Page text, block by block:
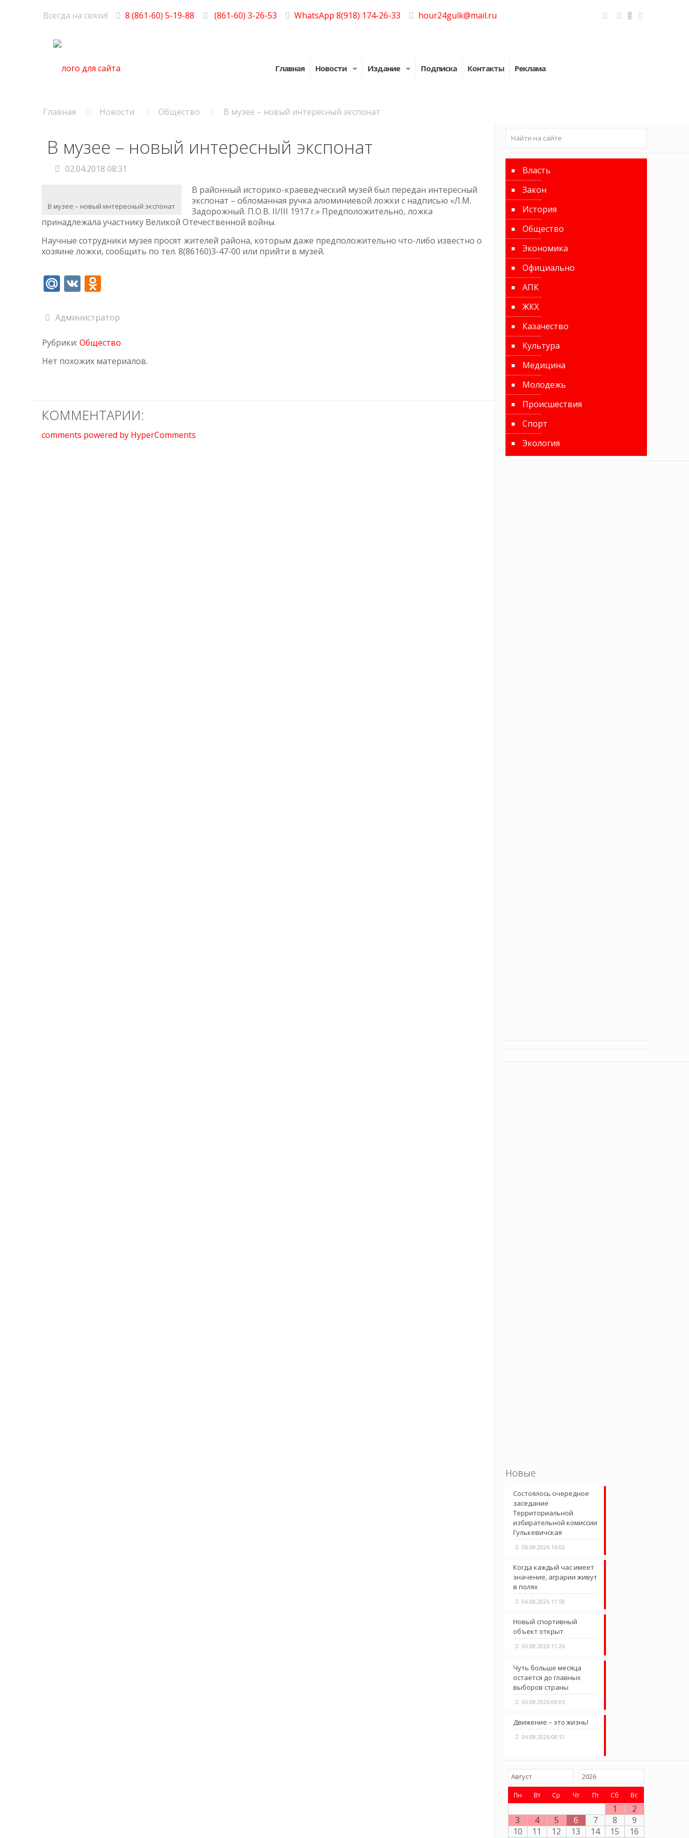
Всегда на связи! 8 (861-60) 5-19-88 (861-60) 3-26-53 WhatsApp 8(918) 174-26-33 hour24gulk@mail.ru
Главная Новости Издание Подписка Контакты Реклама
Главная Новости Общество В музее – новый интересный экспонат
В музее – новый интересный экспонат
02.04.2018 08:31
В музее – новый интересный экспонат
В районный историко-краеведческий музей был передан интересный
экспонат – обломанная ручка алюминиевой ложки с надписью «Л.М.
Задорожный. П.О.В. II/III 1917 г.» Предположительно, ложка
принадлежала участнику Великой Отечественной войны.
Научные сотрудники музея просят жителей района, которым даже предположительно что-либо известно о
хозяине ложки, сообщить по тел. 8(86160)3-47-00 или прийти в музей.
Mail.Ru
VKOdnoklassniki
Администратор
Рубрики: Общество
Нет похожих материалов.
КОММЕНТАРИИ:
comments powered by HyperComments
Власть
Закон
История
Общество
Экономика
Официально
АПК
ЖКХ
Казачество
Культура
Медицина
Молодежь
Происшествия
Спорт
Экология
Новые
Состоялось очередное
заседание
Территориальной
избирательной комиссии
Гулькевичская
06.08.2026 16:02
Когда каждый час имеет
значение, аграрии живут
в полях
06.08.2026 11:59
Новый спортивный
объект открыт
06.08.2026 11:26
Чуть больше месяца
остается до главных
выборов страны
06.08.2026 09:05
Движение – это жизнь!
06.08.2026 08:51
Пн Вт Ср Чт Пт Сб Вс
1
2
3
4 5 6 7 8
9
10
11 12 13 14 15
16